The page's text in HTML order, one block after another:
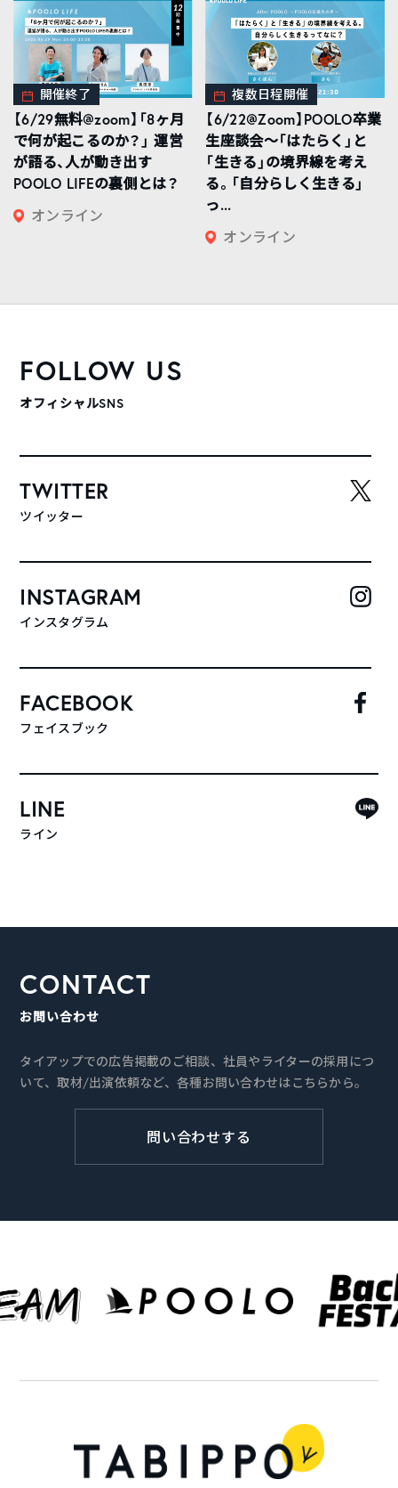
開催終了
【6/29無料@zoom】「8ヶ月
で何が起こるのか？」 運営
が語る、人が動き出す
POOLO LIFEの裏側とは？
オンライン
複数日程開催
【6/22@Zoom】POOLO卒業
生座談会〜「はたらく」と
「生きる」の境界線を考え
る。「自分らしく生きる」
っ...
オンライン
FOLLOW US
オフィシャルSNS
TWITTER
ツイッター
INSTAGRAM
インスタグラム
FACEBOOK
フェイスブック
LINE
ライン
CONTACT
お問い合わせ
タイアップでの広告掲載のご相談、社員やライターの採用につ
いて、取材/出演依頼など、各種お問い合わせはこちらから。
問い合わせする